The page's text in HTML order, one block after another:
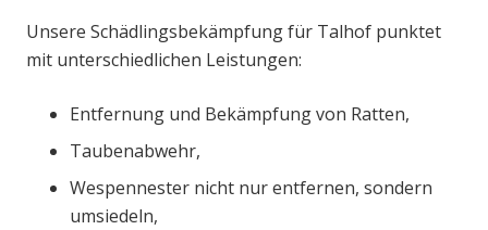
Unsere Schädlingsbekämpfung für Talhof punktet
mit unterschiedlichen Leistungen:
Entfernung und Bekämpfung von Ratten,
Taubenabwehr,
Wespennester nicht nur entfernen, sondern
umsiedeln,